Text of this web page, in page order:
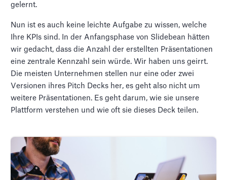
gelernt.
Nun ist es auch keine leichte Aufgabe zu wissen, welche
Ihre KPIs sind. In der Anfangsphase von Slidebean hätten
wir gedacht, dass die Anzahl der erstellten Präsentationen
eine zentrale Kennzahl sein würde. Wir haben uns geirrt.
Die meisten Unternehmen stellen nur eine oder zwei
Versionen ihres Pitch Decks her, es geht also nicht um
weitere Präsentationen. Es geht darum, wie sie unsere
Plattform verstehen und wie oft sie dieses Deck teilen.